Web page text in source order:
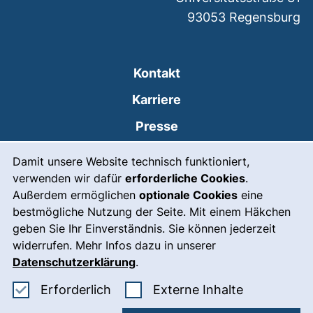
Damit unsere Website technisch funktioniert,
verwenden wir dafür erforderliche Cookies.
Außerdem ermöglichen optionale Cookies eine
bestmögliche Nutzung der Seite. Mit einem Häkchen
geben Sie Ihr Einverständnis. Sie können jederzeit
widerrufen. Mehr Infos dazu in unserer
Datenschutzerklärung.
Erforderlich Erforderliche Cookies akzeptieren
Externe Inhalte: Externe
Kontakt
Karriere
Presse
Leichte Sprache
Gebärdensprache
Notfall(externer Link, öffnet
Impressum
Barrierefreiheit
93053 Regensburg